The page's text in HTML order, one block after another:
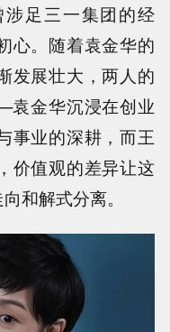
足三一集团的经
心。随着袁金华的
发展壮大，两人的
金华沉浸在创业
事业的深耕，而王
价值观的差异让这
和解式分离。